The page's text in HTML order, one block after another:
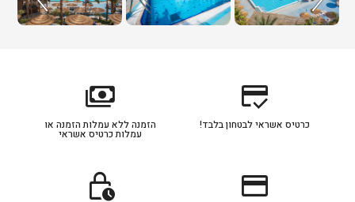
credit_score
כרטיס אשראי לבטחון בלבד!
payments
הזמנה ללא עמלות הזמנה או
עמלות כרטיס אשראי
credit_card
lock_clock